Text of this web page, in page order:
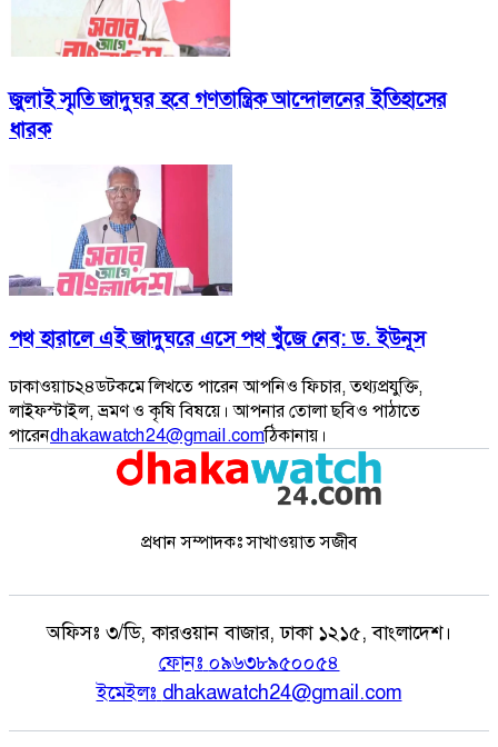
জুলাই স্মৃতি জাদুঘর হবে গণতান্ত্রিক আন্দোলনের ইতিহাসের
ধারক
পথ হারালে এই জাদুঘরে এসে পথ খুঁজে নেব: ড. ইউনূস
ঢাকাওয়াচ২৪ডটকমে লিখতে পারেন আপনিও ফিচার, তথ্যপ্রযুক্তি,
লাইফস্টাইল, ভ্রমণ ও কৃষি বিষয়ে। আপনার তোলা ছবিও পাঠাতে
পারেনdhakawatch24@gmail.comঠিকানায়।
প্রধান সম্পাদকঃ সাখাওয়াত সজীব
অফিসঃ ৩/ডি, কারওয়ান বাজার, ঢাকা ১২১৫, বাংলাদেশ।
ফোনঃ ০৯৬৩৮৯৫০০৫৪
ইমেইলঃ dhakawatch24@gmail.com